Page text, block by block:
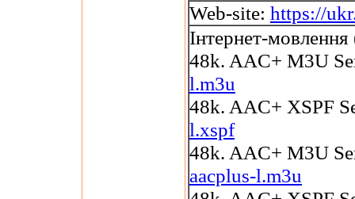
Web-site: https://
Інтернет-
48k. AAC+ M3U
l.m3u
48k. AAC+ XSPF
l.xspf
48k. AAC+ M3U
aacplus-l.m3u